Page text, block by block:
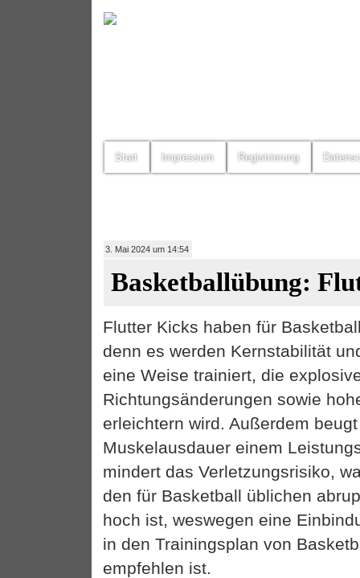
Start Impressum Registrierung
3. Mai 2024 um 14:54
Basketballübung:
Flutter Kicks haben für
denn es werden Kernstabilität
eine Weise trainiert, die
Richtungsänderungen sowie
erleichtern wird. Außerdem
Muskelausdauer einem
mindert das Verletzungsrisiko,
den für Basketball üblichen
hoch ist, weswegen eine
in den Trainingsplan von
empfehlen ist.